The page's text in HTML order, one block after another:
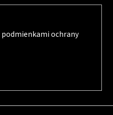
podmienkami ochrany